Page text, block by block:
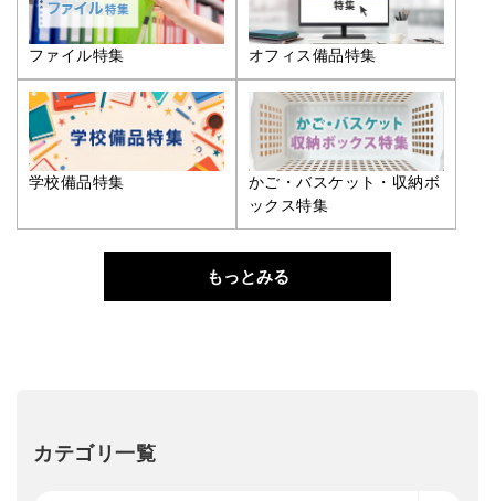
ファイル特集 オフィス備品特集
学校備品特集
かご・バスケット・収納ボ
ックス特集
もっとみる
カテゴリ一覧